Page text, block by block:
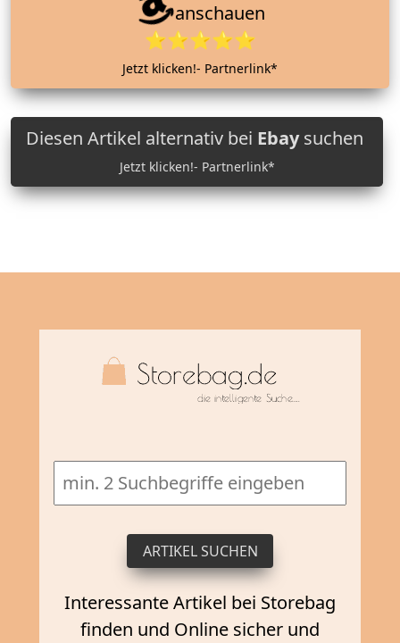
anschauen
⭐⭐⭐⭐⭐
Jetzt klicken!- Partnerlink*
Diesen Artikel alternativ bei Ebaysuchen
Jetzt klicken!- Partnerlink*
Interessante Artikel bei Storebag
finden und Online sicher und